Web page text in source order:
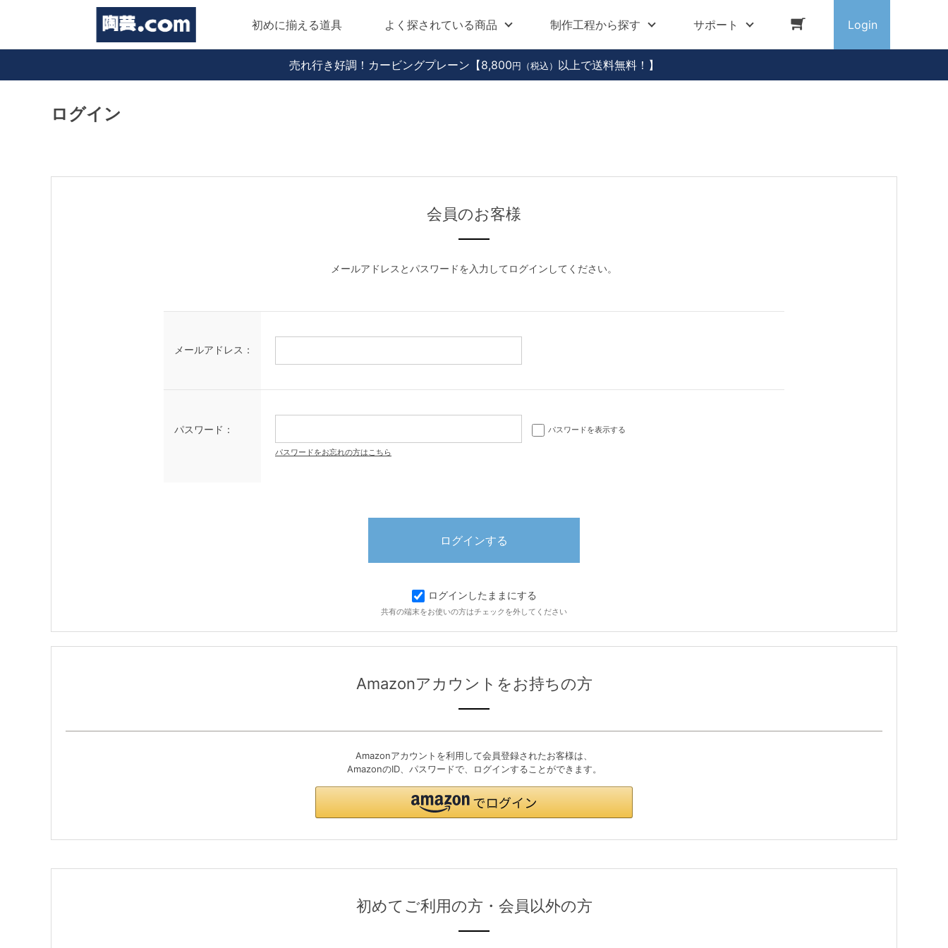
初めに揃える道具 よく探されている商品 制作工程から探す サポート Login
売れ行き好調！カービングプレーン 【8,800 円（税込） 以上で送料無料！】
ログイン
会員のお客様
メールアドレスとパスワードを入力してログインしてください。
メールアドレス：
パスワード： パスワードを表示する
パスワードをお忘れの方はこちら
ログインしたままにする
共有の端末をお使いの方はチェックを外してください
Amazonアカウントをお持ちの方
Amazonアカウントを利用して会員登録されたお客様は、
AmazonのID、パスワードで、ログインすることができます。
初めてご利用の方・会員以外の方